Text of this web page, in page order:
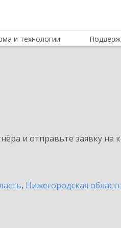
и технологии
и отправьте заявку на
, Нижегородская